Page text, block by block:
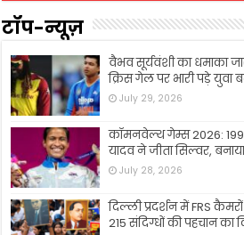
टॉप-न्यूज़
वैभव सूर्यवंशी का धमाका
क्रिस गेल पर भारी पड़े युवा
July 29, 2026
कॉमनवेल्थ गेम्स 2026: 199
यादव ने जीता सिल्वर,
July 28, 2026
दिल्ली प्रदर्शन में FRS
215 संदिग्धों की पहचान का